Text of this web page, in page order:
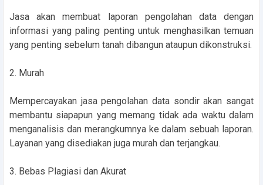
Jasa akan membuat laporan pengolahan data dengan
informasi yang paling penting untuk menghasilkan temuan
yang penting sebelum tanah dibangun ataupun dikonstruksi.
2. Murah
Mempercayakan jasa pengolahan data sondir akan sangat
membantu siapapun yang memang tidak ada waktu dalam
menganalisis dan merangkumnya ke dalam sebuah laporan.
Layanan yang disediakan juga murah dan terjangkau.
3. Bebas Plagiasi dan Akurat